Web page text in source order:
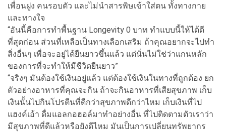
เพื่อนฝูง คนรอบตัว และไม่นำสารพิษเข้าใส่ตน ทั้งทางกาย
และทางใจ
“อันนี้คือการทำพื้นฐาน Longevity 0 บาท ทำแบบนี้ให้ได้ดี
ที่สุดก่อน ส่วนที่เหลือเป็นทางเลือกเสริม ถ้าคุณอยากจะไปทำ
สิ่งอื่นๆ เพื่อจะอยู่ได้ยืนยาวขึ้นแล้ว แต่นั่นไม่ใช่ว่าแกนหลัก
ของการที่จะทำให้มีชีวิตยืนยาว”
“จริงๆ มันต้องใช้เงินอยู่แล้ว แต่ต้องใช้เงินในทางที่ถูกต้อง ยก
ตัวอย่างอาหารที่คุณจะกิน ถ้าจะกินอาหารที่เสียสุขภาพ เก็บ
เงินนั้นไปกินโปรตีนที่ดีกว่าสุขภาพดีกว่าไหม เก็บเงินที่ไป
แฮงค์เอ้า ดื่มแอลกอฮอล์มาทำอย่างอื่น ที่ไปติดตามตัวเราว่า
มีสุขภาพที่ดีแล้วหรือยังดีไหม มันเป็นการเปลี่ยนทรัพยากร